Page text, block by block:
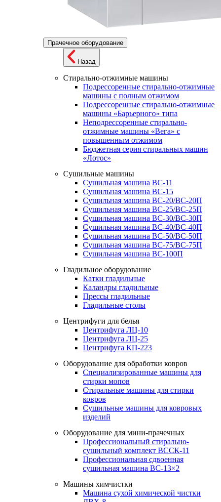
Прачечное оборудование
Назад
Стирально-отжимные машины
Подрессоренные стирально-отжимные
машины с полным отжимом
Подрессоренные стирально-отжимные
машины «Барьерного» типа
Неподрессоренные стирально-
отжимные машины «Вега» с
повышенным отжимом
Бюджетная серия стиральных машин
«Лотос»
Сушильные машины
Сушильная машина ВС-11
Сушильная машина ВС-15
Сушильная машина ВС-20/ВС-20П
Сушильная машина ВС-25/ВС-25П
Сушильная машина ВС-30/ВС-30П
Сушильная машина ВС-40/ВС-40П
Сушильная машина ВС-50/ВС-50П
Сушильная машина ВС-75/ВС-75П
Сушильная машина ВС-100П
Гладильное оборудование
Катки гладильные
Каландры гладильные
Прессы гладильные
Гладильные столы
Центрифуги для белья
Центрифуга ЛЦ-10
Центрифуга ЛЦ-25
Центрифуга КП-223
Оборудование для обработки ковров
Специализированные машины для
стирки мопов
Стиральные машины для стирки
ковров
Сушильные машины для ковровых
изделий
Оборудование для мини-прачечных
Профессиональный стирально-
сушильный комплект ВССК-11
Профессиональная сдвоенная
сушильная машина ВС-13×2
Машины химчистки
Машина сухой химической чистки